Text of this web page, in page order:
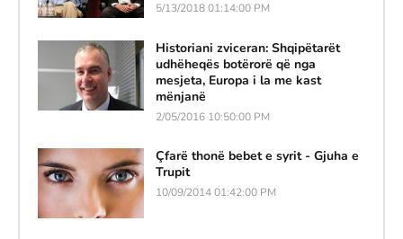
5/13/2018 01:14:00 PM
Historiani zviceran: Shqipëtarët
udhëheqës botërorë që nga
mesjeta, Europa i la me kast
mënjanë
2/05/2016 10:50:00 PM
Çfarë thonë bebet e syrit - Gjuha e
Trupit
10/09/2014 01:42:00 PM